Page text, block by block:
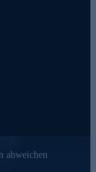
begleiten wird.
abweichen